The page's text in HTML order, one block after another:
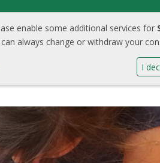
Cool
enable some additional services for
can always change or withdraw your
I